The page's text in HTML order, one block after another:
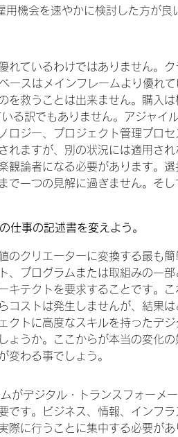
用機会を速やかに検討した方が良
れているわけではありません。
ースはメインフレームより優れ
を救うことは出来ません。購入
る訳でもありません。アジャイ
ロジー、プロジェクト管理プロ
れますが、別の状況には適用さ
観論者になる必要があります。
で一つの見解に過ぎません。そ
仕事の記述書を変えよう。
クリエーターに変換する最も
、プログラムまたは取組みの一
キテクトを要求することです。
コストは発生しませんが、結果
クトに高度なスキルを持ったデ
ょうか。ここからが本当の変化
変わる事でしょう。
がデジタル・トランスフォーメ
です。ビジネス、情報、インフ
際に行うことに集中する必要が